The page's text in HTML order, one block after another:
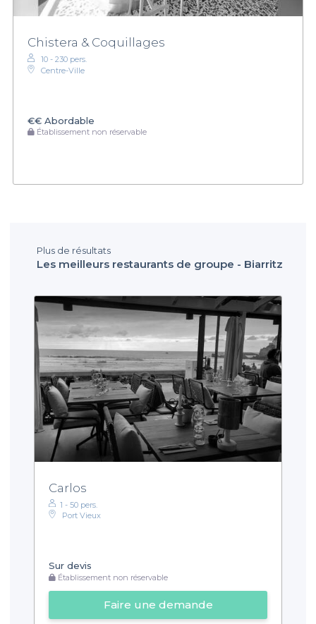
Chistera & Coquillages
10 - 230 pers.
Centre-Ville
€€ Abordable
Établissement non réservable
Plus de résultats
Les meilleurs restaurants de groupe - Biarritz
Carlos
1 - 50 pers.
Port Vieux
Sur devis
Établissement non réservable
Faire une demande